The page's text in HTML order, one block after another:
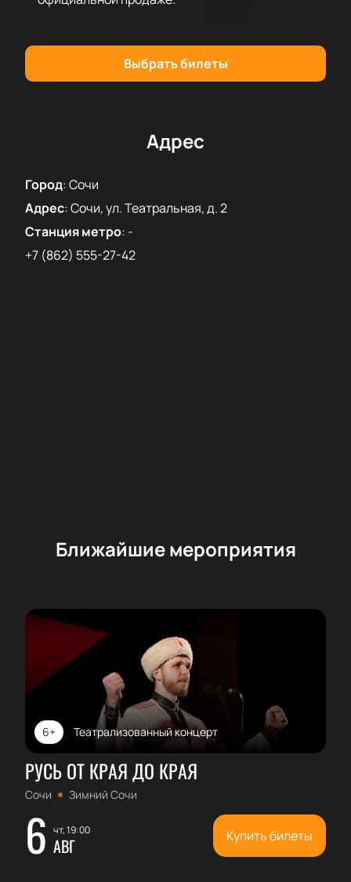
Посещение концерта «Легендарные Хиты Энигма,
Сандра, Грегориан» откроет для каждого гостя
возможность стать участником этого события!
Выбрать билеты
Адрес
Город:Сочи
Адрес:Сочи, ул. Театральная, д. 2
Станция метро: -
+7 (862) 555-27-42
Ближайшие мероприятия
Театрализованный концерт
6+
РУСЬ ОТ КРАЯ ДО КРАЯ
Сочи Зимний Сочи
6 чт, 19:00
АВГ Купить билеты